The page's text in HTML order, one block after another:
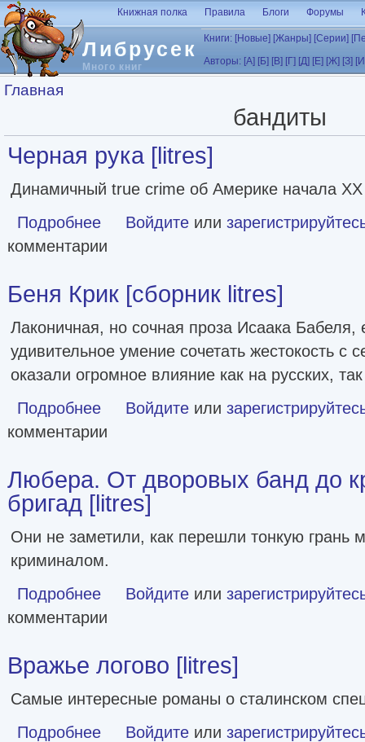
Перейти к основному содержанию
Либрусек
Много книг
Книжная полка Правила Блоги Форумы
Книги: [Новые] [Жанры] [Серии]
Авторы: [А] [Б] [В] [Г] [Д] [Е] [Ж] [З]
Вы здесь
Главная
бандиты
Черная рука [litres]
Динамичный true crime об Америке начала XX
Подробнее о Черная рука [litres]
Войдите или
комментарии
Беня Крик [сборник litres]
Лаконичная, но сочная проза Исаака Бабеля,
удивительное умение сочетать жестокость с
оказали огромное влияние как на русских,
Подробнее о Беня Крик [сборник litres]
Войдите или
комментарии
Любера. От дворовых банд до
бригад [litres]
Они не заметили, как перешли тонкую грань
криминалом.
Подробнее о Любера. От дворовых банд до криминальных бригад
Войдите или
комментарии
Вражье логово [litres]
Самые интересные романы о сталинском
Подробнее о Вражье логово [litres]
Войдите или